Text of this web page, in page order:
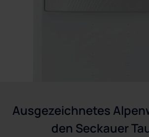
Ausgezeichnetes
den Seckauer